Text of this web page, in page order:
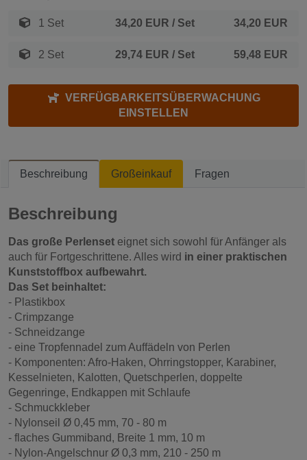
1 Set 34,20 EUR / Set 34,20 EUR
2 Set 29,74 EUR / Set 59,48 EUR
VERFÜGBARKEITSÜBERWACHUNG
EINSTELLEN
Beschreibung Großeinkauf Fragen
Beschreibung
Das große Perlenset eignet sich sowohl für Anfänger als
auch für Fortgeschrittene. Alles wird in einer praktischen
Kunststoffbox aufbewahrt.
Das Set beinhaltet:
- Plastikbox
- Crimpzange
- Schneidzange
- eine Tropfennadel zum Auffädeln von Perlen
- Komponenten: Afro-Haken, Ohrringstopper, Karabiner,
Kesselnieten, Kalotten, Quetschperlen, doppelte
Gegenringe, Endkappen mit Schlaufe
- Schmuckkleber
- Nylonseil Ø 0,45 mm, 70 - 80 m
- flaches Gummiband, Breite 1 mm, 10 m
- Nylon-Angelschnur Ø 0,3 mm, 210 - 250 m